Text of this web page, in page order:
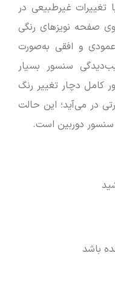
تغییرات غیرطبیعی در
صفحه نویزهای رنگی
و افقی به‌صورت
سنسور بسیار
کامل دچار تغییر رنگ
در می‌آید؛ این حالت
دوربین است.
باشد